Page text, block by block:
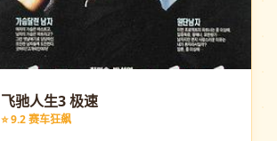
飞驰人生3 极速
⭐ 9.2 赛车狂飙